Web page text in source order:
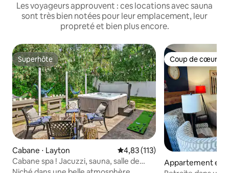
Les voyageurs approuvent : ces locations avec sauna
sont très bien notées pour leur emplacement, leur
propreté et bien plus encore.
Superhôte
Superhôte
Cabane ⋅ Layton Évaluation moyenne sur la
4,83 (113)
Cabane spa ! Jacuzzi, sauna, salle de
sport, salle de jeux, foyer
Coup de cœur
Coup de cœur
Appartement en